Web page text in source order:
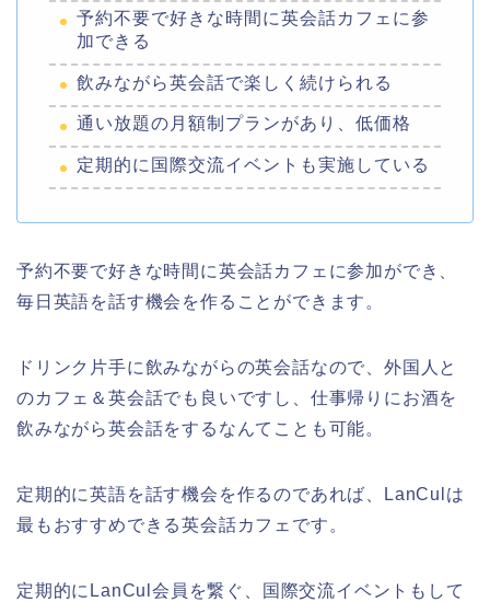
予約不要で好きな時間に英会話カフェに参
加できる
飲みながら英会話で楽しく続けられる
通い放題の月額制プランがあり、低価格
定期的に国際交流イベントも実施している
予約不要で好きな時間に英会話カフェに参加ができ、
毎日英語を話す機会を作ることができます。
ドリンク片手に飲みながらの英会話なので、外国人と
のカフェ＆英会話でも良いですし、仕事帰りにお酒を
飲みながら英会話をするなんてことも可能。
定期的に英語を話す機会を作るのであれば、LanCulは
最もおすすめできる英会話カフェです。
定期的にLanCul会員を繋ぐ、国際交流イベントもして